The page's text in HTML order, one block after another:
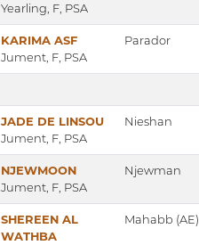
Yearling, F, PSA
KARIMA ASF
Jument, F, PSA
Parador
JADE DE LINSOU
Jument, F, PSA
Nieshan
NJEWMOON
Jument, F, PSA
Njewman
SHEREEN AL
WATHBA
Mahabb (AE)